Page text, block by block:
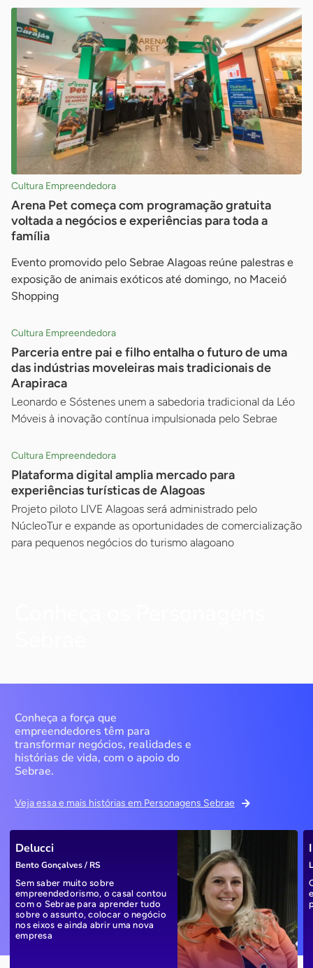
Cultura Empreendedora
Arena Pet começa com programação gratuita
voltada a negócios e experiências para toda a
família
Evento promovido pelo Sebrae Alagoas reúne palestras e
exposição de animais exóticos até domingo, no Maceió
Shopping
Cultura Empreendedora
Parceria entre pai e filho entalha o futuro de uma
das indústrias moveleiras mais tradicionais de
Arapiraca
Leonardo e Sóstenes unem a sabedoria tradicional da Léo
Móveis à inovação contínua impulsionada pelo Sebrae
Cultura Empreendedora
Plataforma digital amplia mercado para
experiências turísticas de Alagoas
Projeto piloto LIVE Alagoas será administrado pelo
NúcleoTur e expande as oportunidades de comercialização
para pequenos negócios do turismo alagoano
Conheça a força que
empreendedores têm para
transformar negócios, realidades e
histórias de vida, com o apoio do
Sebrae.
Veja essa e mais histórias em Personagens Sebrae
Delucci
Bento Gonçalves / RS
Sem saber muito sobre
empreendedorismo, o casal contou
com o Sebrae para aprender tudo
sobre o assunto, colocar o negócio
nos eixos e ainda abrir uma nova
empresa